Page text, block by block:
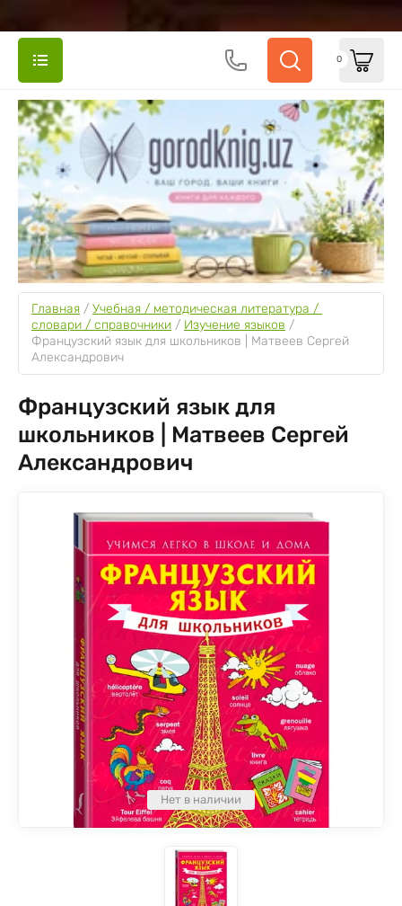
0
Главная / Учебная / методическая литература /
словари / справочники / Изучение языков
Французский язык для школьников | Матвеев Сергей
Александрович
Французский язык для
школьников | Матвеев Сергей
Александрович
Нет в наличии